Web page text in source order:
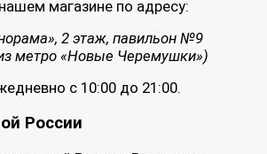
магазине по адресу:
2 этаж, павильон №9
метро «Новые Черемушки»)
с 10:00 до 21:00.
России